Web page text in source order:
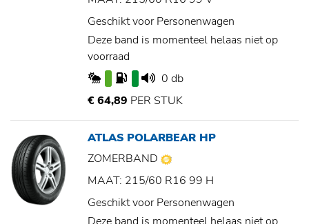
Geschikt voor Personenwagen
Deze band is momenteel helaas niet op
voorraad
0 db
€ 64,89 PER STUK
ATLAS POLARBEAR HP
ZOMERBAND
MAAT: 215/60 R16 99 H
Geschikt voor Personenwagen